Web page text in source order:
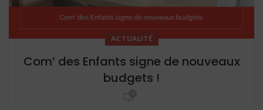
ACTUALITÉ
Com’ des Enfants signe de nouveaux
budgets !